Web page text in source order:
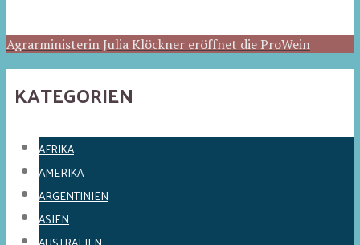
Agrarministerin Julia Klöckner eröffnet die ProWein
KATEGORIEN
AFRIKA
AMERIKA
ARGENTINIEN
ASIEN